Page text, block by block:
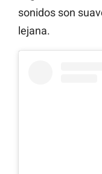
sonidos son
lejana.